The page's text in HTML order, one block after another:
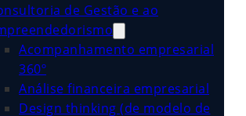
de Gestão e ao
Acompanhamento empresarial
360º
Análise financeira empresarial
Design thinking (de modelo de